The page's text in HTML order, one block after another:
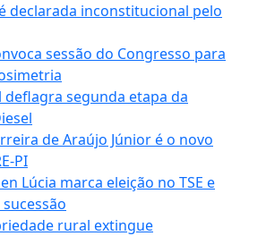
declarada inconstitucional pelo
sessão do Congresso para
deflagra segunda etapa da
de Araújo Júnior é o novo
PI
Lúcia marca eleição no TSE e
rural extingue